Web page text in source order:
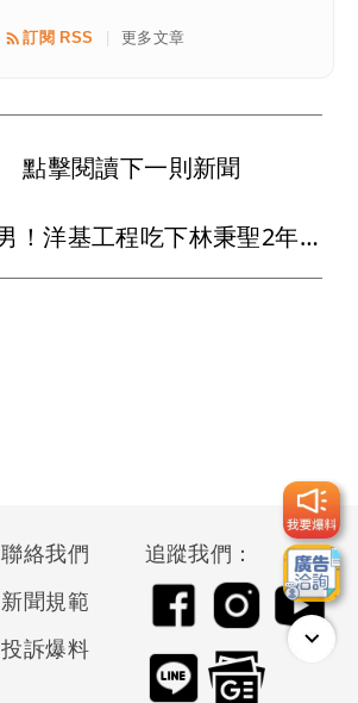
訂閱 RSS 更多文章
點擊閱讀下一則新聞
雙約男變三約男！洋基工程吃下林秉聖2年合約 戰神超暖背官司又送球員
聯絡我們
新聞規範
投訴爆料
追蹤我們：